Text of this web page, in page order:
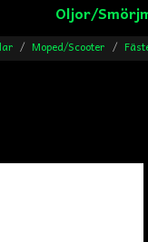
Oljor/
Moped/Scooter